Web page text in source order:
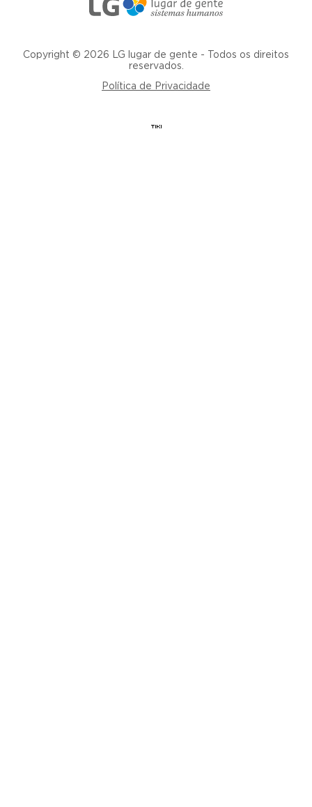
Copyright © 2026 LG lugar de gente - Todos os direitos
reservados.
Política de Privacidade